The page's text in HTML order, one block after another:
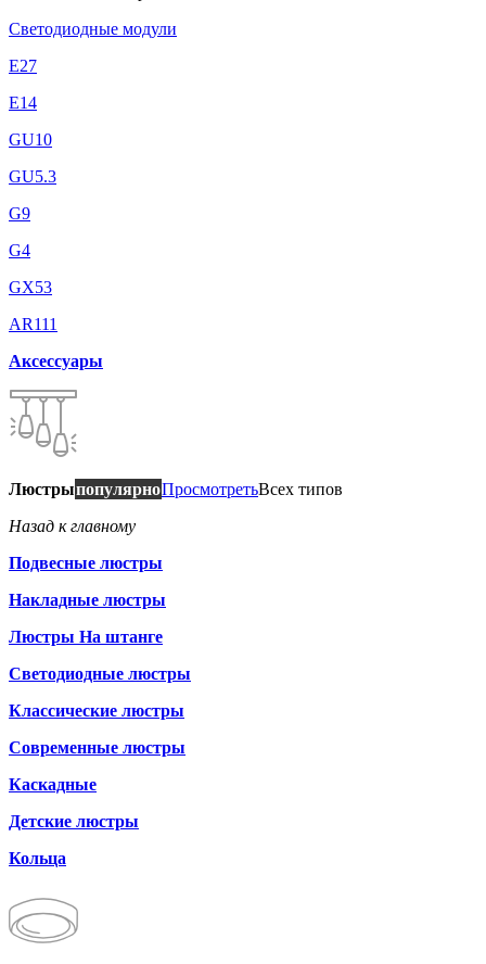
Светодиодные модули
E27
E14
GU10
GU5.3
G9
G4
GX53
AR111
Аксессуары
ЛюстрыпопулярноПросмотретьВсех типов
Назад к главному
Подвесные люстры
Накладные люстры
Люстры На штанге
Светодиодные люстры
Классические люстры
Современные люстры
Каскадные
Детские люстры
Кольца